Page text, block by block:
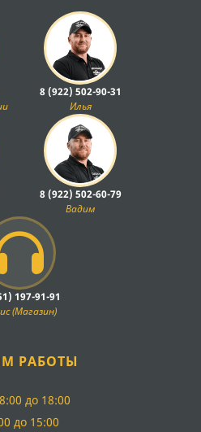
нагрузки и длительную
условиях. Прочные
качественные подшипники
крутящий
Правильное
узла критично для
тяговых усилий между
и запчасти
все необходимые
обслуживания карданной
для переднего и заднего
шарниров различных
соединений
и сальники
контроль качества и
8 (922) 502-90-31
Илья
8 (922) 502-60-79
Вадим
197-91-91
(Магазин)
РАБОТЫ
до 18:00
до 15:00